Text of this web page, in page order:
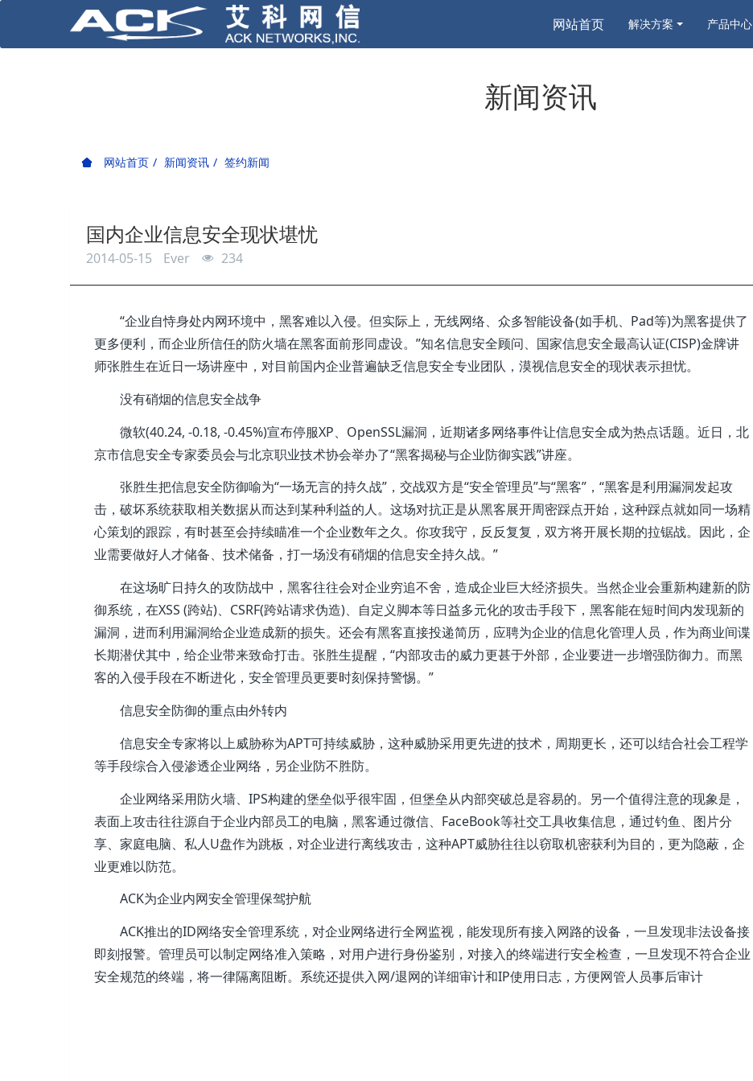
网站首页 解决方案 产品中心
新闻资讯
网站首页 新闻资讯 签约新闻
国内企业信息安全现状堪忧
2014-05-15 Ever 234
“企业自恃身处内网环境中，黑客难以入侵。但实际上，无线网络、众多智能设备(如手机、Pad等)为黑客提供了
更多便利，而企业所信任的防火墙在黑客面前形同虚设。”知名信息安全顾问、国家信息安全最高认证(CISP)金牌讲
师张胜生在近日一场讲座中，对目前国内企业普遍缺乏信息安全专业团队，漠视信息安全的现状表示担忧。
没有硝烟的信息安全战争
微软(40.24, -0.18, -0.45%)宣布停服XP、OpenSSL漏洞，近期诸多网络事件让信息安全成为热点话题。近日，北
京市信息安全专家委员会与北京职业技术协会举办了“黑客揭秘与企业防御实践”讲座。
张胜生把信息安全防御喻为“一场无言的持久战”，交战双方是“安全管理员”与“黑客”，“黑客是利用漏洞发起攻
击，破坏系统获取相关数据从而达到某种利益的人。这场对抗正是从黑客展开周密踩点开始，这种踩点就如同一场精
心策划的跟踪，有时甚至会持续瞄准一个企业数年之久。你攻我守，反反复复，双方将开展长期的拉锯战。因此，企
业需要做好人才储备、技术储备，打一场没有硝烟的信息安全持久战。”
在这场旷日持久的攻防战中，黑客往往会对企业穷追不舍，造成企业巨大经济损失。当然企业会重新构建新的防
御系统，在XSS (跨站)、CSRF(跨站请求伪造)、自定义脚本等日益多元化的攻击手段下，黑客能在短时间内发现新的
漏洞，进而利用漏洞给企业造成新的损失。还会有黑客直接投递简历，应聘为企业的信息化管理人员，作为商业间谍
长期潜伏其中，给企业带来致命打击。张胜生提醒，“内部攻击的威力更甚于外部，企业要进一步增强防御力。而黑
客的入侵手段在不断进化，安全管理员更要时刻保持警惕。”
信息安全防御的重点由外转内
信息安全专家将以上威胁称为APT可持续威胁，这种威胁采用更先进的技术，周期更长，还可以结合社会工程学
等手段综合入侵渗透企业网络，另企业防不胜防。
企业网络采用防火墙、IPS构建的堡垒似乎很牢固，但堡垒从内部突破总是容易的。另一个值得注意的现象是，
表面上攻击往往源自于企业内部员工的电脑，黑客通过微信、FaceBook等社交工具收集信息，通过钓鱼、图片分
享、家庭电脑、私人U盘作为跳板，对企业进行离线攻击，这种APT威胁往往以窃取机密获利为目的，更为隐蔽，企
业更难以防范。
ACK为企业内网安全管理保驾护航
ACK推出的ID网络安全管理系统，对企业网络进行全网监视，能发现所有接入网路的设备，一旦发现非法设备接
即刻报警。管理员可以制定网络准入策略，对用户进行身份鉴别，对接入的终端进行安全检查，一旦发现不符合企业
安全规范的终端，将一律隔离阻断。系统还提供入网/退网的详细审计和IP使用日志，方便网管人员事后审计